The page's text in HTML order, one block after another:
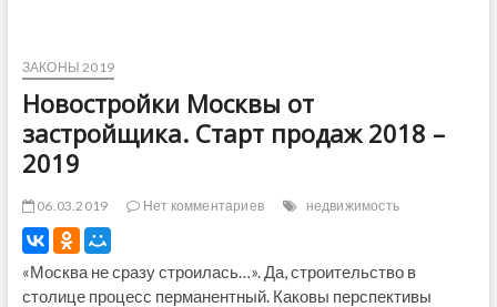
ЗАКОНЫ 2019
Новостройки Москвы от
застройщика. Старт продаж 2018 –
2019
06.03.2019 Нет комментариев недвижимость
«Москва не сразу строилась…». Да, строительство в
столице процесс перманентный. Каковы перспективы